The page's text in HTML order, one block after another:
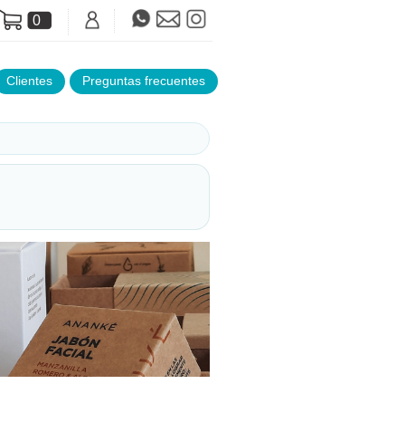
0
Clientes Preguntas frecuentes